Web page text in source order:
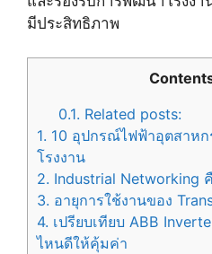
มีประสิทธิภาพ
0.1. Related posts:
1. 10 อุปกรณ์ไฟฟ้าอุตสาหก
โรงงาน
2. Industrial Networking
3. อายุการใช้งานของ
4. เปรียบเทียบ ABB
ไหนดีให้คุ้มค่า